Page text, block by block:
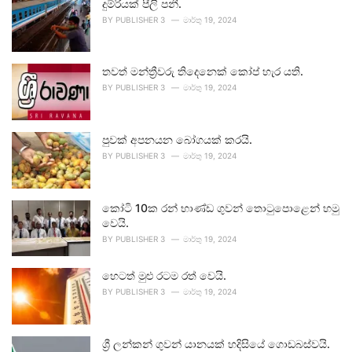
දුම්රියක් පීලි පනී.
BY PUBLISHER 3 මාර්තු 19, 2024
තවත් මන්ත්‍රීවරු තිදෙනෙක් කෝප් හැර යති.
BY PUBLISHER 3 මාර්තු 19, 2024
පුවක් අපනයන බෝගයක් කරයි.
BY PUBLISHER 3 මාර්තු 19, 2024
කෝටි 10ක රන් භාණ්ඩ ගුවන් තොටුපොළෙන් හමු
වෙයි.
BY PUBLISHER 3 මාර්තු 19, 2024
හෙටත් මුළු රටම රත් වෙයි.
BY PUBLISHER 3 මාර්තු 19, 2024
ශ්‍රී ලන්කන් ගුවන් යානයක් හදිසියේ ගොඩබස්වයි.